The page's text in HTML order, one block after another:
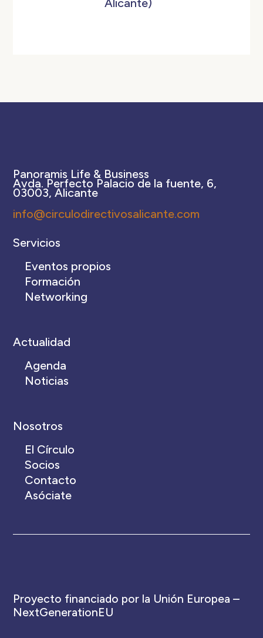
Alicante)
Panoramis Life & Business
Avda. Perfecto Palacio de la fuente, 6,
03003, Alicante
info@circulodirectivosalicante.com
Servicios
Eventos propios
Formación
Networking
Actualidad
Agenda
Noticias
Nosotros
El Círculo
Socios
Contacto
Asóciate
Proyecto financiado por la Unión Europea –
NextGenerationEU